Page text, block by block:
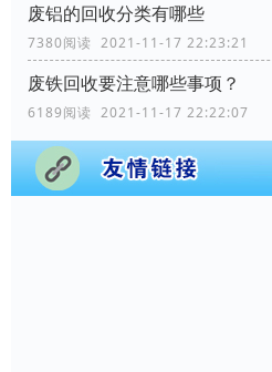
废铝的回收分类有哪些
7380阅读 2021-11-17 22:23:21
废铁回收要注意哪些事项？
6189阅读 2021-11-17 22:22:07